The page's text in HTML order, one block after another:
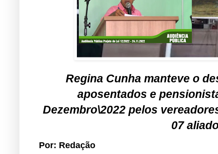
Regina Cunha manteve o
aposentados e
Dezembro\2022 pelos
07
Por: Redação